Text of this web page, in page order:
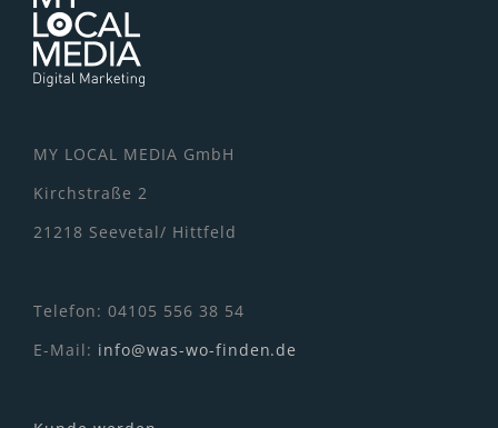
MY LOCAL MEDIA GmbH
Kirchstraße 2
21218 Seevetal/ Hittfeld
Telefon: 04105 556 38 54
E-Mail: info@was-wo-finden.de